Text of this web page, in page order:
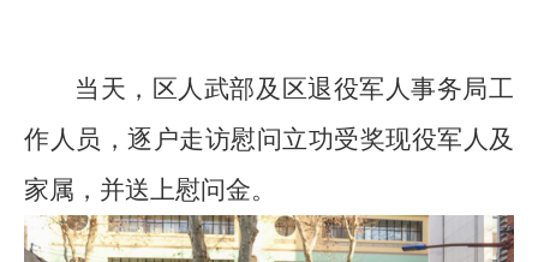
当天，区人武部及区退役军人事务局工
作人员，逐户走访慰问立功受奖现役军人及
家属，并送上慰问金。